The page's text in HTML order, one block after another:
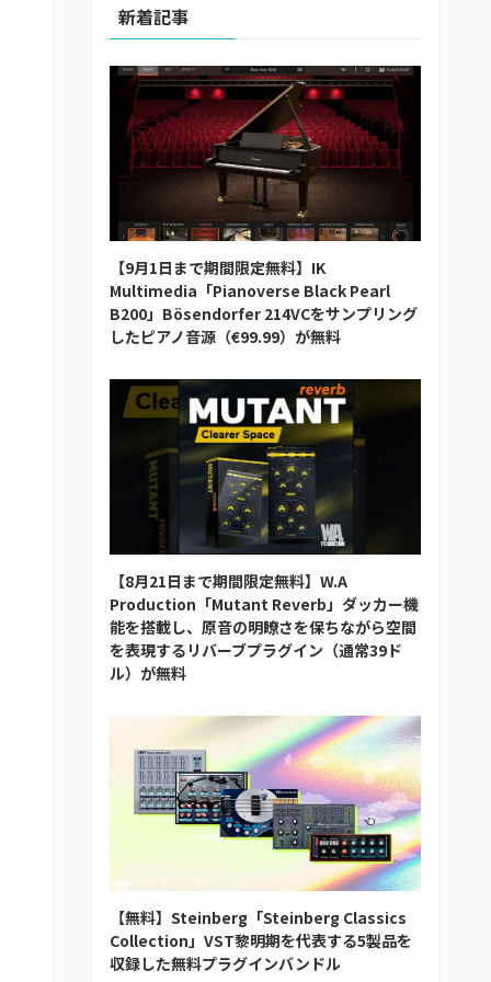
新着記事
【9月1日まで期間限定無料】IK
Multimedia「Pianoverse Black Pearl
B200」Bösendorfer 214VCをサンプリング
したピアノ音源（€99.99）が無料
【8月21日まで期間限定無料】W.A
Production「Mutant Reverb」ダッカー機
能を搭載し、原音の明瞭さを保ちながら空間
を表現するリバーブプラグイン（通常39ド
ル）が無料
【無料】Steinberg「Steinberg Classics
Collection」VST黎明期を代表する5製品を
収録した無料プラグインバンドル